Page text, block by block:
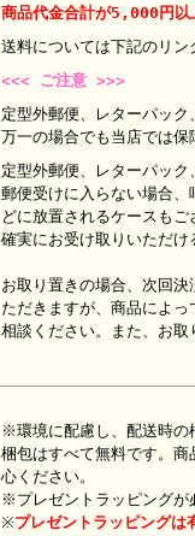
商品代金合計が5,000円以
送料については下記の
<<< ご注意 >>>
定型外郵便、レターパック
万一の場合でも当店では保
定型外郵便、レターパック
郵便受けに入らない場合
どに放置されるケースもご
確実にお受け取りいただけ
お取り置きの場合、次回
ただきますが、商品によ
相談ください。また、お取
※環境に配慮し、配送時の
梱包はすべて無料です。
心ください。
※プレゼントラッピングが
※プレゼント ラッピングは